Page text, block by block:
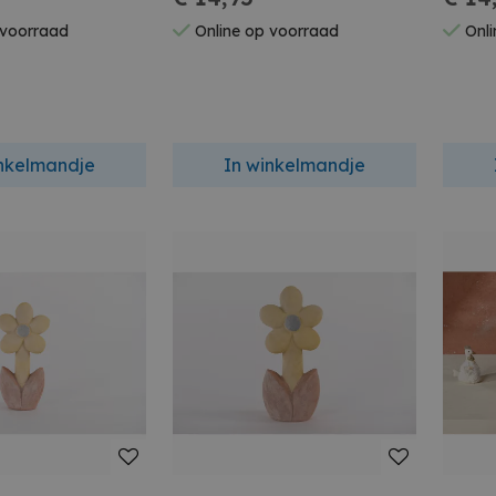
Online op voorraad
In winkelmandje